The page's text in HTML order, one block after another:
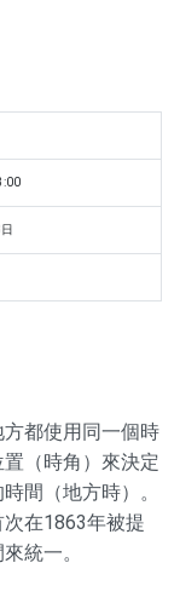
都使用同一個時
（時角）來決定
間（地方時）。
在1863年被提
統一。